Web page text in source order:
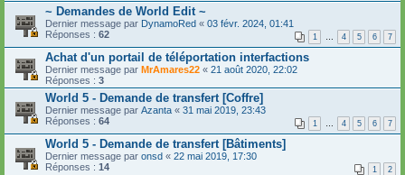
~ Demandes de World Edit ~
Dernier message par DynamoRed « 03 févr. 2024, 01:41
Réponses : 62 1 … 4 5 6 7
Achat d'un portail de téléportation interfactions
Dernier message par MrAmares22 « 21 août 2020, 22:02
Réponses : 3
World 5 - Demande de transfert [Coffre]
Dernier message par Azanta « 31 mai 2019, 23:43
Réponses : 64 1 … 4 5 6 7
World 5 - Demande de transfert [Bâtiments]
Dernier message par onsd « 22 mai 2019, 17:30
Réponses : 14 1 2